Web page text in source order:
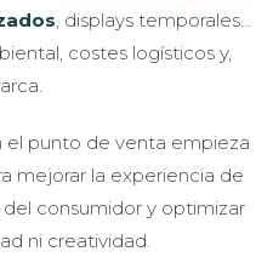
, displays temporales…
costes logísticos y,
el punto de venta empieza
mejorar la experiencia de
consumidor y optimizar
ni creatividad.